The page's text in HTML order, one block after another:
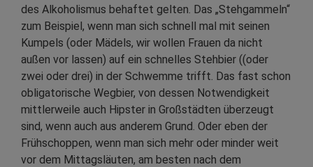
des Alkoholismus behaftet gelten. Das „Stehgammeln“
zum Beispiel, wenn man sich schnell mal mit seinen
Kumpels (oder Mädels, wir wollen Frauen da nicht
außen vor lassen) auf ein schnelles Stehbier ((oder
zwei oder drei) in der Schwemme trifft. Das fast schon
obligatorische Wegbier, von dessen Notwendigkeit
mittlerweile auch Hipster in Großstädten überzeugt
sind, wenn auch aus anderem Grund. Oder eben der
Frühschoppen, wenn man sich mehr oder minder weit
vor dem Mittagsläuten, am besten nach dem